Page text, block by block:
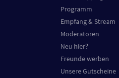
Programm
Empfang & Stream
Moderatoren
Neu hier?
Freunde werben
Unsere Gutscheine